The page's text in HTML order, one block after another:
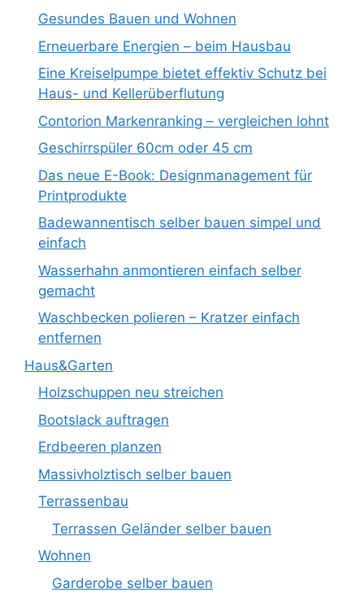
Gesundes Bauen und Wohnen
Erneuerbare Energien – beim Hausbau
Eine Kreiselpumpe bietet effektiv Schutz bei
Haus- und Kellerüberflutung
Contorion Markenranking – vergleichen lohnt
Geschirrspüler 60cm oder 45 cm
Das neue E-Book: Designmanagement für
Printprodukte
Badewannentisch selber bauen simpel und
einfach
Wasserhahn anmontieren einfach selber
gemacht
Waschbecken polieren – Kratzer einfach
entfernen
Haus&Garten
Holzschuppen neu streichen
Bootslack auftragen
Erdbeeren planzen
Massivholztisch selber bauen
Terrassenbau
Terrassen Geländer selber bauen
Wohnen
Garderobe selber bauen